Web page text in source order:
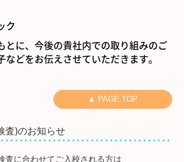
査)のお知らせ
査に合わせてご入校される方は
ク
とに、今後の貴社内での取り組みのご
などをお伝えさせていただきます。
▲ PAGE TOP